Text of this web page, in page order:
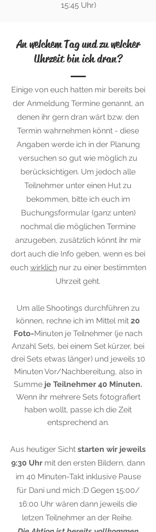
15:45 Uhr)
An welchem Tag und zu welcher
Uhrzeit bin ich dran?
Einige von euch hatten mir bereits bei
der Anmeldung Termine genannt, an
denen ihr gern dran wärt bzw. den
Termin wahrnehmen könnt - diese
Angaben werde ich in der Planung
versuchen so gut wie möglich zu
berücksichtigen. Um jedoch alle
Teilnehmer unter einen Hut zu
bekommen, bitte ich euch im
Buchungsformular (ganz unten)
nochmal die möglichen Termine
anzugeben, zusätzlich könnt ihr mir
dort auch die Info geben, wenn es bei
euch wirklichnur zu einer bestimmten
Uhrzeit geht.
Um alle Shootings durchführen zu
können, rechne ich im Mittel mit 20
Foto-Minuten je Teilnehmer (je nach
Anzahl Sets, bei einem Set kürzer, bei
drei Sets etwas länger) und jeweils 10
Minuten Vor/Nachbereitung, also in
Summe je Teilnehmer 40 Minuten.
Wenn ihr mehrere Sets fotografiert
haben wollt, passe ich die Zeit
entsprechend an.
Aus heutiger Sicht starten wir jeweils
9:30 Uhr mit den ersten Bildern, dann
im 40 Minuten-Takt inklusive Pause
für Dani und mich :D Gegen 15:00/
16:00 Uhr wären dann jeweils die
letzen Teilnehmer an der Reihe.